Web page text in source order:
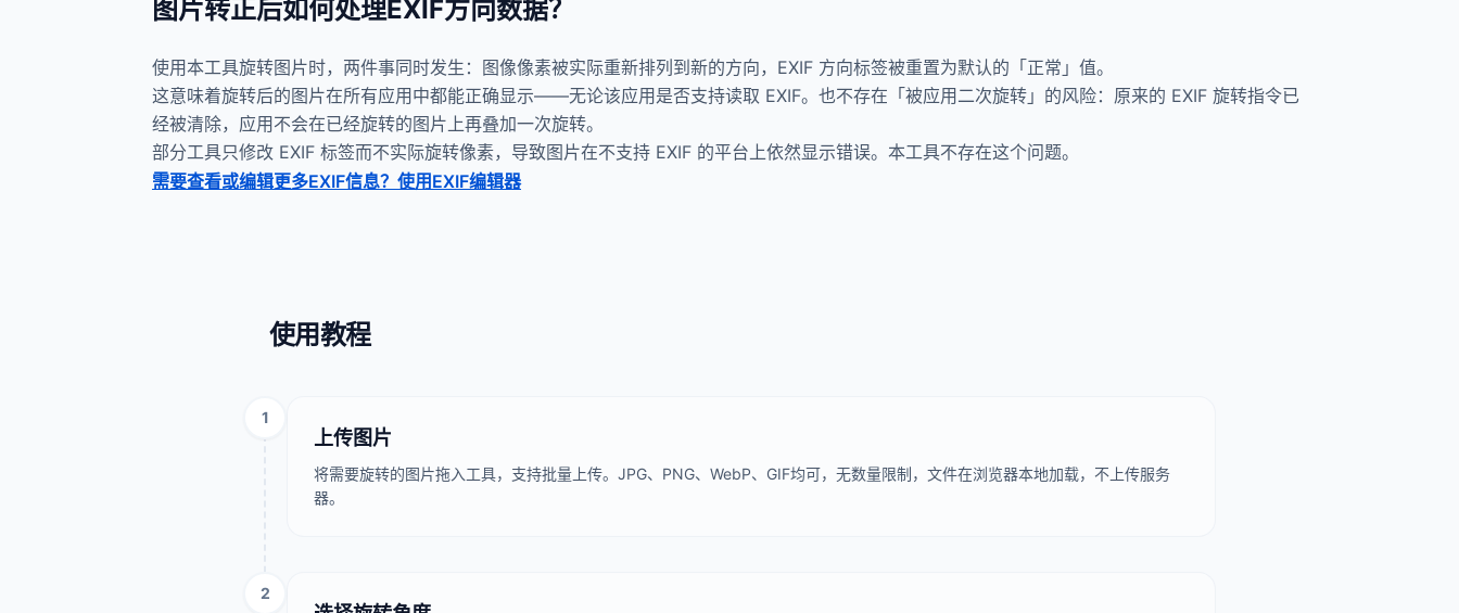
图片转正后如何处理EXIF方向数据？
使用本工具旋转图片时，两件事同时发生：图像像素被实际重新排列到新的方向，EXIF 方向标签被重置为默认的「正常」值。
这意味着旋转后的图片在所有应用中都能正确显示——无论该应用是否支持读取 EXIF。也不存在「被应用二次旋转」的风险：原来的 EXIF 旋转指令已
经被清除，应用不会在已经旋转的图片上再叠加一次旋转。
部分工具只修改 EXIF 标签而不实际旋转像素，导致图片在不支持 EXIF 的平台上依然显示错误。本工具不存在这个问题。
需要查看或编辑更多EXIF信息？使用EXIF编辑器
使用教程
1
上传图片
将需要旋转的图片拖入工具，支持批量上传。JPG、PNG、WebP、GIF均可，无数量限制，文件在浏览器本地加载，不上传服务
器。
2